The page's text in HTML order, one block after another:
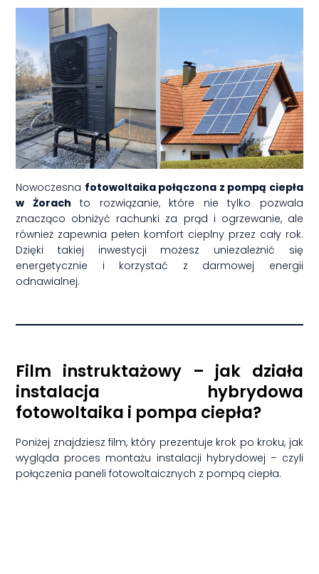
Nowoczesna fotowoltaika połączona z pompą ciepła
w Żorach to rozwiązanie, które nie tylko pozwala
znacząco obniżyć rachunki za prąd i ogrzewanie, ale
również zapewnia pełen komfort cieplny przez cały rok.
Dzięki takiej inwestycji możesz uniezależnić się
energetycznie i korzystać z darmowej energii
odnawialnej.
Film instruktażowy – jak działa
instalacja hybrydowa
fotowoltaika i pompa ciepła?
Poniżej znajdziesz film, który prezentuje krok po kroku, jak
wygląda proces montażu instalacji hybrydowej – czyli
połączenia paneli fotowoltaicznych z pompą ciepła.